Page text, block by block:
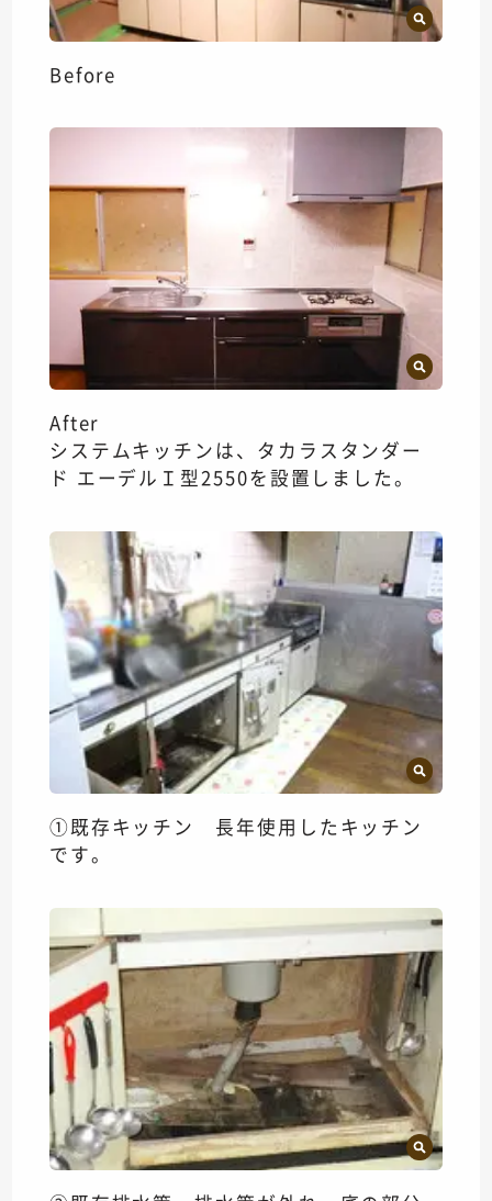
Before
After
システムキッチンは、タカラスタンダー
ド エーデルＩ型2550を設置しました。
①既存キッチン 長年使用したキッチン
です。